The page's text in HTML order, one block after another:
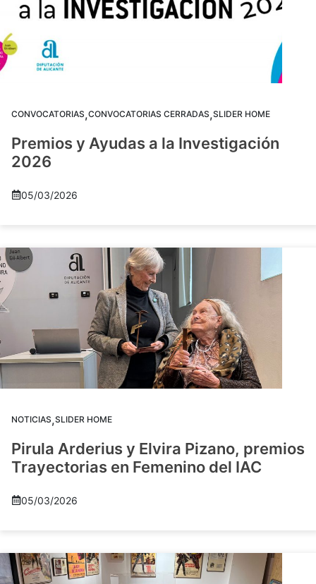
CONVOCATORIAS,CONVOCATORIAS CERRADAS,SLIDER HOME
Premios y Ayudas a la Investigación
2026
05/03/2026
NOTICIAS,SLIDER HOME
Pirula Arderius y Elvira Pizano, premios
Trayectorias en Femenino del IAC
05/03/2026